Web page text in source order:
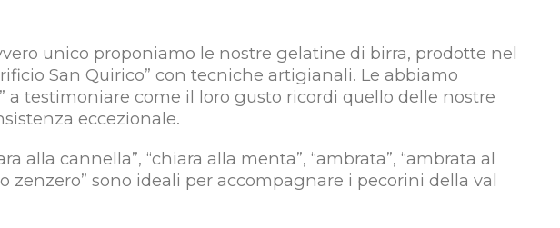
unico proponiamo le nostre gelatine di birra, prodotte nel
San Quirico” con tecniche artigianali. Le abbiamo
a testimoniare come il loro gusto ricordi quello delle nostre
eccezionale.
alla cannella”, “chiara alla menta”, “ambrata”, “ambrata al
zenzero” sono ideali per accompagnare i pecorini della val